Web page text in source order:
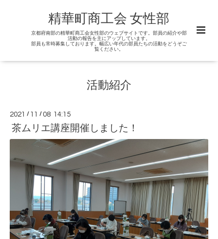
精華町商工会 女性部
京都府南部の精華町商工会女性部のウェブサイトです。部員の紹介や部
活動の報告を主にアップしています。
部員も常時募集しております。幅広い年代の部員たちの活動をどうぞご
覧ください。
活動紹介
2021 / 11 /08 14:15
茶ムリエ講座開催しました！